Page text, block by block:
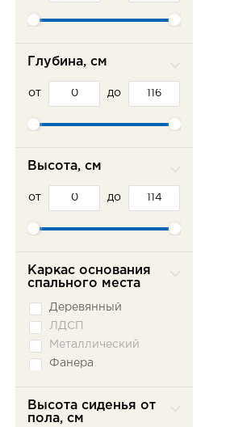
Глубина, см
от до
Высота, см
от до
Каркас основания
спального места
Деревянный
ЛДСП
Металлический
Фанера
Высота сиденья от
пола, см